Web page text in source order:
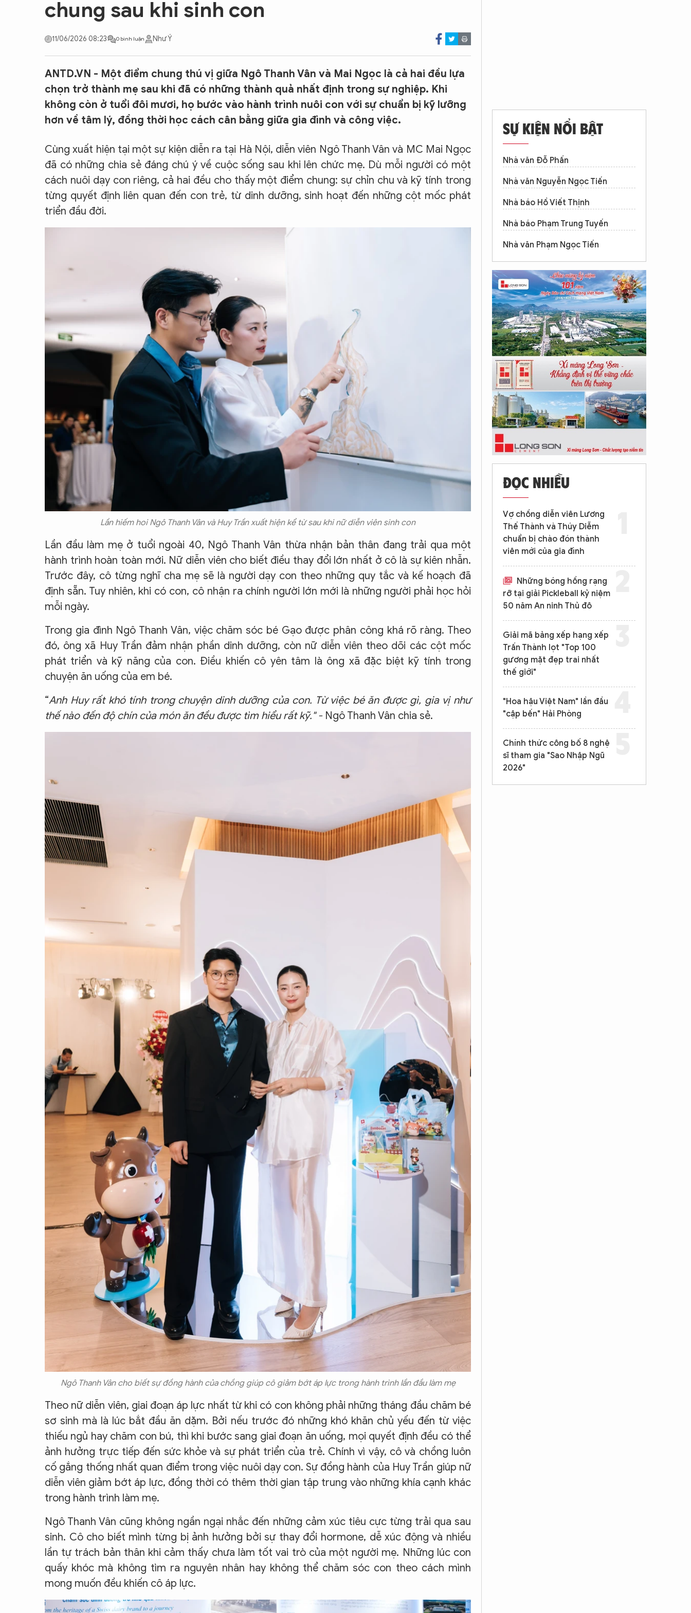
CON ĐƯỜNG KHỞI NGHIỆP
chung sau khi sinh con
11/06/2026 08:23 0 bình luận Như Ý
ANTD.VN - Một điểm chung thú vị giữa Ngô Thanh Vân và Mai Ngọc là cả hai đều lựa
chọn trở thành mẹ sau khi đã có những thành quả nhất định trong sự nghiệp. Khi
không còn ở tuổi đôi mươi, họ bước vào hành trình nuôi con với sự chuẩn bị kỹ lưỡng
hơn về tâm lý, đồng thời học cách cân bằng giữa gia đình và công việc.
Cùng xuất hiện tại một sự kiện diễn ra tại Hà Nội, diễn viên Ngô Thanh Vân và MC Mai Ngọc
đã có những chia sẻ đáng chú ý về cuộc sống sau khi lên chức mẹ. Dù mỗi người có một
cách nuôi dạy con riêng, cả hai đều cho thấy một điểm chung: sự chỉn chu và kỹ tính trong
từng quyết định liên quan đến con trẻ, từ dinh dưỡng, sinh hoạt đến những cột mốc phát
triển đầu đời.
Lần hiếm hoi Ngô Thanh Vân và Huy Trần xuất hiện kể từ sau khi nữ diễn viên sinh con
Lần đầu làm mẹ ở tuổi ngoài 40, Ngô Thanh Vân thừa nhận bản thân đang trải qua một
hành trình hoàn toàn mới. Nữ diễn viên cho biết điều thay đổi lớn nhất ở cô là sự kiên nhẫn.
Trước đây, cô từng nghĩ cha mẹ sẽ là người dạy con theo những quy tắc và kế hoạch đã
định sẵn. Tuy nhiên, khi có con, cô nhận ra chính người lớn mới là những người phải học hỏi
mỗi ngày.
Trong gia đình Ngô Thanh Vân, việc chăm sóc bé Gạo được phân công khá rõ ràng. Theo
đó, ông xã Huy Trần đảm nhận phần dinh dưỡng, còn nữ diễn viên theo dõi các cột mốc
phát triển và kỹ năng của con. Điều khiến cô yên tâm là ông xã đặc biệt kỹ tính trong
chuyện ăn uống của em bé.
“Anh Huy rất khó tính trong chuyện dinh dưỡng của con. Từ việc bé ăn được gì, gia vị như
thế nào đến độ chín của món ăn đều được tìm hiểu rất kỹ." - Ngô Thanh Vân chia sẻ.
Ngô Thanh Vân cho biết sự đồng hành của chồng giúp cô giảm bớt áp lực trong hành trình lần đầu làm mẹ
Theo nữ diễn viên, giai đoạn áp lực nhất từ khi có con không phải những tháng đầu chăm bé
sơ sinh mà là lúc bắt đầu ăn dặm. Bởi nếu trước đó những khó khăn chủ yếu đến từ việc
thiếu ngủ hay chăm con bú, thì khi bước sang giai đoạn ăn uống, mọi quyết định đều có thể
ảnh hưởng trực tiếp đến sức khỏe và sự phát triển của trẻ. Chính vì vậy, cô và chồng luôn
cố gắng thống nhất quan điểm trong việc nuôi dạy con. Sự đồng hành của Huy Trần giúp nữ
diễn viên giảm bớt áp lực, đồng thời có thêm thời gian tập trung vào những khía cạnh khác
trong hành trình làm mẹ.
Ngô Thanh Vân cũng không ngần ngại nhắc đến những cảm xúc tiêu cực từng trải qua sau
sinh. Cô cho biết mình từng bị ảnh hưởng bởi sự thay đổi hormone, dễ xúc động và nhiều
lần tự trách bản thân khi cảm thấy chưa làm tốt vai trò của một người mẹ. Những lúc con
quấy khóc mà không tìm ra nguyên nhân hay không thể chăm sóc con theo cách mình
mong muốn đều khiến cô áp lực.
SỰ KIỆN NỔI BẬT
Nhà văn Đỗ Phấn
Nhà văn Nguyễn Ngọc Tiến
Nhà báo Hồ Viết Thịnh
Nhà báo Phạm Trung Tuyến
Nhà văn Phạm Ngọc Tiến
ĐỌC NHIỀU
Vợ chồng diễn viên Lương
Thế Thành và Thúy Diễm
chuẩn bị chào đón thành
viên mới của gia đình
Những bóng hồng rạng
rỡ tại giải Pickleball kỷ niệm
50 năm An ninh Thủ đô
Giải mã bảng xếp hạng xếp
Trấn Thành lọt "Top 100
gương mặt đẹp trai nhất
thế giới"
"Hoa hậu Việt Nam" lần đầu
"cập bến" Hải Phòng
Chính thức công bố 8 nghệ
sĩ tham gia "Sao Nhập Ngũ
2026"